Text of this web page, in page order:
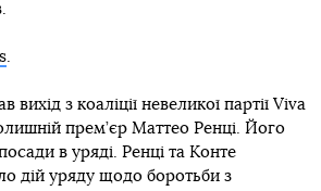
.
з коаліції невеликої партії Viva
прем’єр Маттео Ренці. Його
в уряді. Ренці та Конте
дій уряду щодо боротьби з